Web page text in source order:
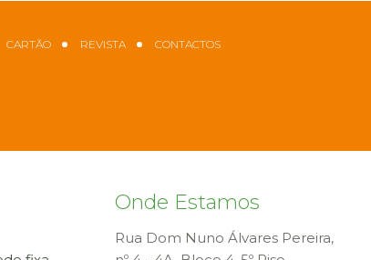
CARTÃO REVISTA CONTACTOS
Onde Estamos
Rua Dom Nuno Álvares Pereira,